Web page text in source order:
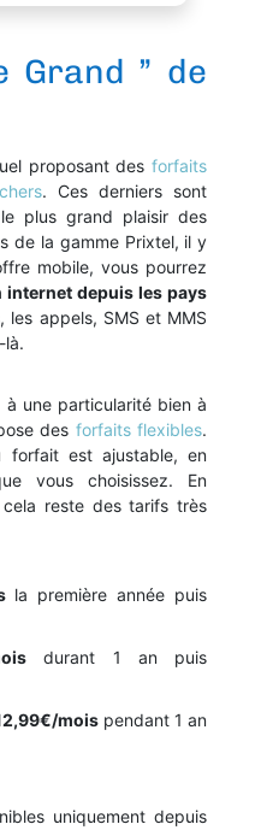
Grand ” de
proposant desforfaits
. Ces derniers sont
plus grand plaisir des
de la gamme Prixtel, il y
mobile, vous pourrez
internet depuis les pays
les appels, SMS et MMS
là.
une particularité bien à
des forfaits flexibles.
forfait est ajustable, en
vous choisissez. En
cela reste des tarifs très
la première année puis
durant 1 an puis
moispendant 1 an
uniquement depuis